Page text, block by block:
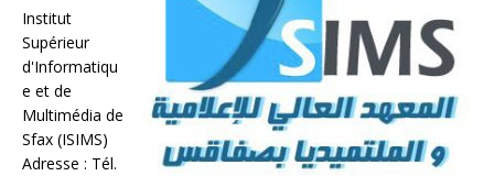
Institut
Supérieur
d'Informatiqu
e et de
Multimédia de
Sfax (ISIMS)
Adresse : Tél.